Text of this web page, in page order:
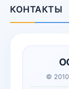
КОНТАКТЫ
©